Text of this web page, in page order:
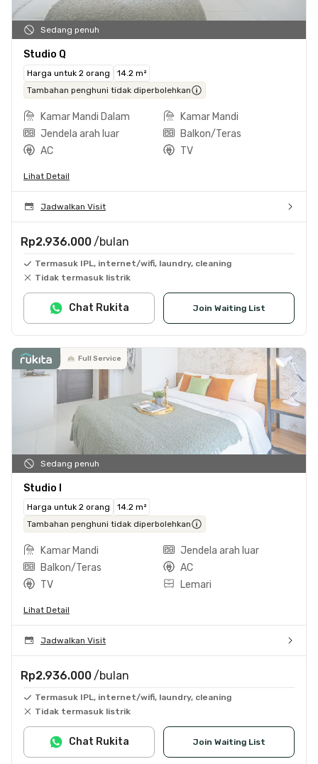
Sedang penuh
Studio Q
Harga untuk 2 orang
14.2 m²
Tambahan penghuni tidak diperbolehkan
Kamar Mandi Dalam
Kamar Mandi
Jendela arah luar
Balkon/Teras
AC
TV
Lihat Detail
Jadwalkan Visit
Rp2.936.000 /bulan
Termasuk IPL, internet/wifi, laundry, cleaning
Tidak termasuk listrik
Join Waiting List
Chat Rukita
Full Service
Sedang penuh
Studio I
Harga untuk 2 orang
14.2 m²
Tambahan penghuni tidak diperbolehkan
Kamar Mandi
Jendela arah luar
Balkon/Teras
AC
TV
Lemari
Lihat Detail
Jadwalkan Visit
Rp2.936.000 /bulan
Termasuk IPL, internet/wifi, laundry, cleaning
Tidak termasuk listrik
Join Waiting List
Chat Rukita